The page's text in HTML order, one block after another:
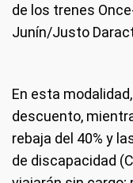
de los trenes
Junín/Justo
En esta
descuento,
rebaja del 40% y
de discapacidad